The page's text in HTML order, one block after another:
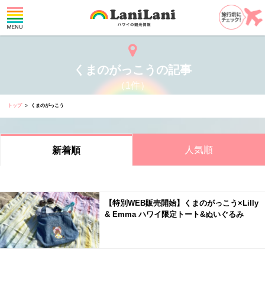
くまのがっこうの記事
（1件）
トップ くまのがっこう
新着順 人気順
【特別WEB販売開始】くまのがっこう×Lilly
& Emma ハワイ限定トート&ぬいぐるみ